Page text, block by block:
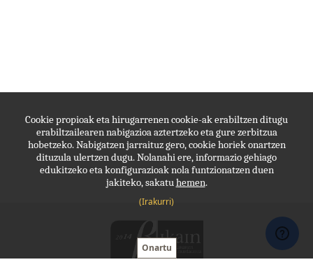
Cookie propioak eta hirugarrenen cookie-ak erabiltzen ditugu
erabiltzailearen nabigazioa aztertzeko eta gure zerbitzua
hobetzeko. Nabigatzen jarraituz gero, cookie horiek onartzen
dituzula ulertzen dugu. Nolanahi ere, informazio gehiago
edukitzeko eta konfigurazioak nola funtzionatzen duen
jakiteko, sakatuhemen.
(Irakurri)